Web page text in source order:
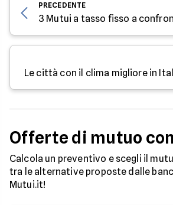
PRECEDENTE
Offerte di mutuo
Calcola un preventivo e scegli il
tra le alternative proposte dalle
Mutui.it!